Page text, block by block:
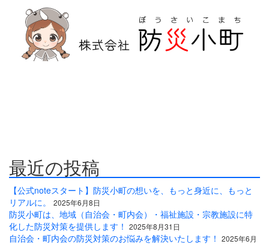
最近の投稿
【公式noteスタート】防災小町の想いを、もっと身近に、もっと
リアルに。
2025年6月8日
防災小町は、地域（自治会・町内会）・福祉施設・宗教施設に特
化した防災対策を提供します！ 2025年8月31日
自治会・町内会の防災対策のお悩みを解決いたします！ 2025年6月